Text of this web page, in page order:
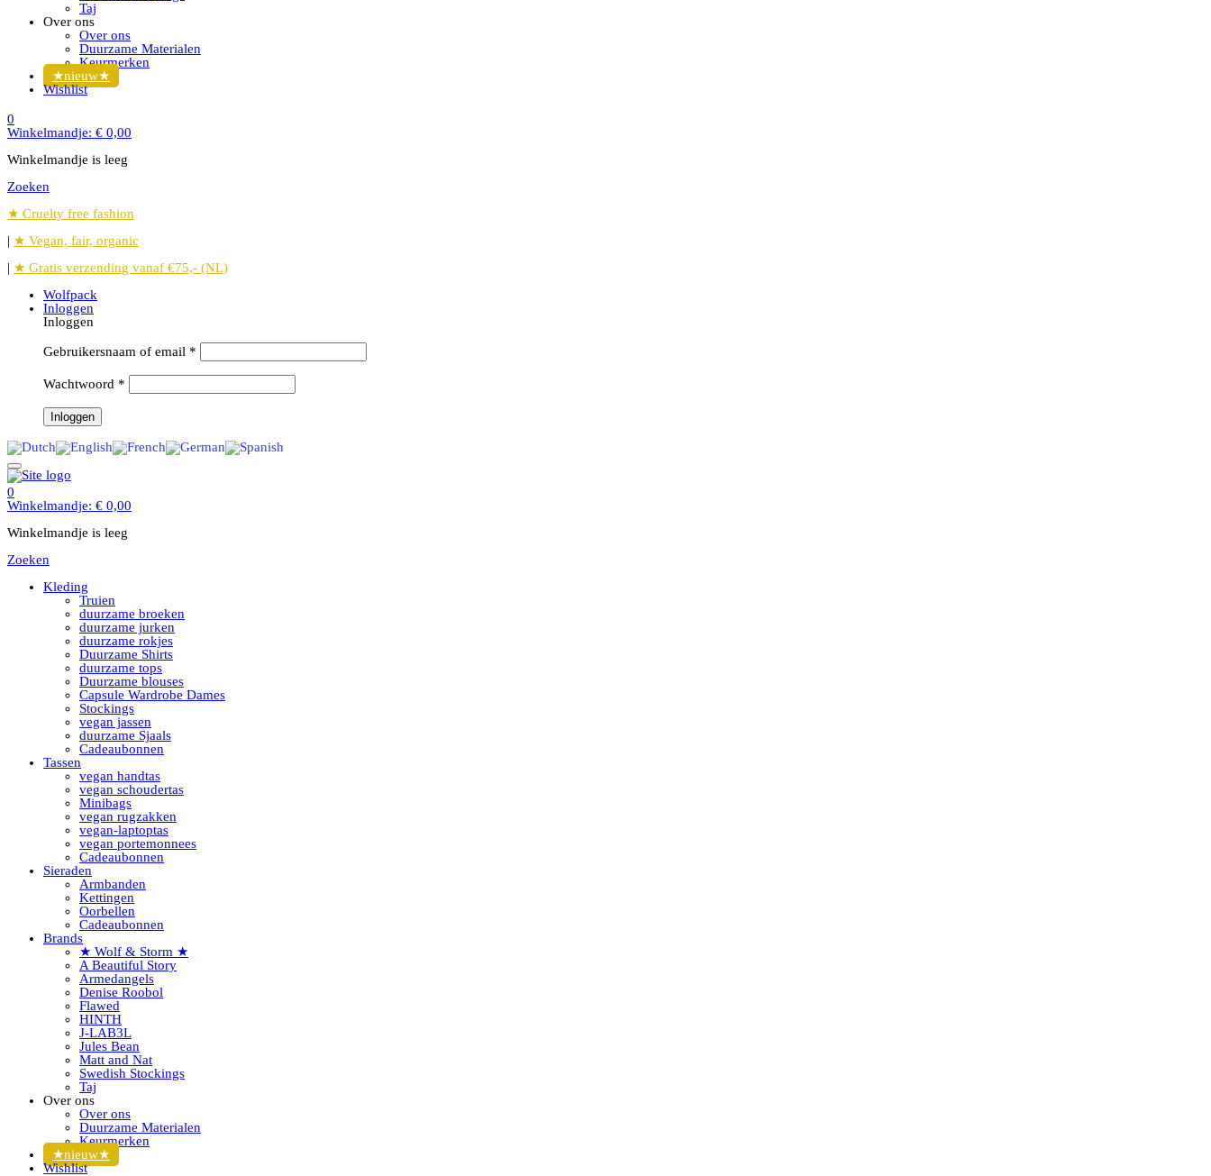
Taj
Over ons
Over ons
Duurzame Materialen
Keurmerken
★nieuw★
Wishlist
0
Winkelmandje: € 0,00
Winkelmandje is leeg
Zoeken
★ Cruelty free fashion
| ★ Vegan, fair, organic
| ★ Gratis verzending vanaf €75,- (NL)
Wolfpack
Inloggen
Inloggen
Gebruikersnaam of email *
Wachtwoord *
0
Winkelmandje: € 0,00
Winkelmandje is leeg
Zoeken
Kleding
Truien
duurzame broeken
duurzame jurken
duurzame rokjes
Duurzame Shirts
duurzame tops
Duurzame blouses
Capsule Wardrobe Dames
Stockings
vegan jassen
duurzame Sjaals
Cadeaubonnen
Tassen
vegan handtas
vegan schoudertas
Minibags
vegan rugzakken
vegan-laptoptas
vegan portemonnees
Cadeaubonnen
Sieraden
Armbanden
Kettingen
Oorbellen
Cadeaubonnen
Brands
★ Wolf & Storm ★
A Beautiful Story
Armedangels
Denise Roobol
Flawed
HINTH
J-LAB3L
Jules Bean
Matt and Nat
Swedish Stockings
Taj
Over ons
Over ons
Duurzame Materialen
Keurmerken
★nieuw★
Wishlist